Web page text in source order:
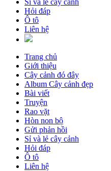
Sỉ và lẻ cây cảnh
Hỏi đáp
Ô tô
Liên hệ
Trang chủ
Giới thiệu
Cây cảnh đó đây
Album Cây cảnh đẹp
Bài viết
Truyện
Rao vặt
Hòn non bộ
Gửi phản hồi
Sỉ và lẻ cây cảnh
Hỏi đáp
Ô tô
Liên hệ